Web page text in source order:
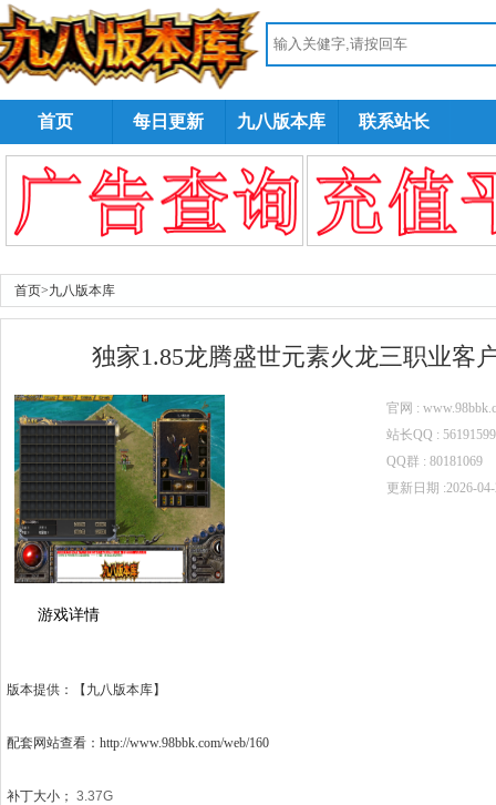
首页 每日更新 九八版本库 联系站长
首页>九八版本库
独家1.85龙腾盛世元素火龙三职业客
官网 :
站长QQ : 56191599
QQ群 : 80181069
更新日期 :2026-
游戏详情
版本提供：【九八版本库】
配套网站查看：http://www.98bbk.com/web/160
补丁大小；3.37G